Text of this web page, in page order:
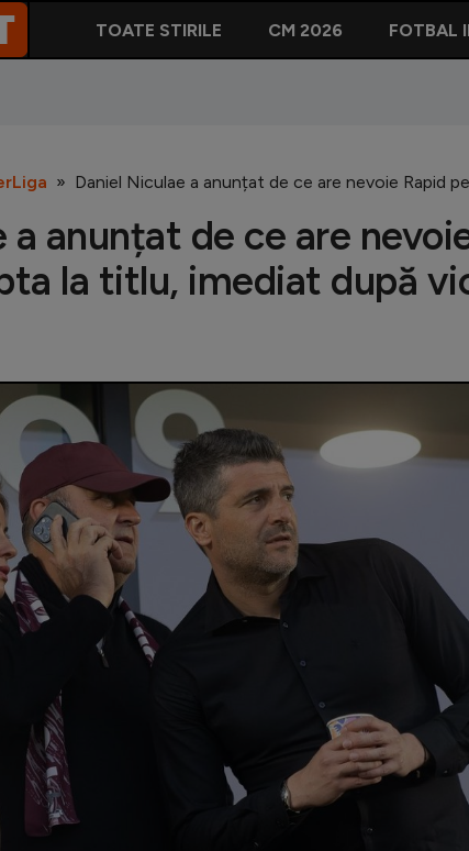
TOATE STIRILE CM 2026 FOTBAL
Daniel Niculae a anunțat de ce are nevoie Rapid
a anunțat de ce are
la titlu, imediat după